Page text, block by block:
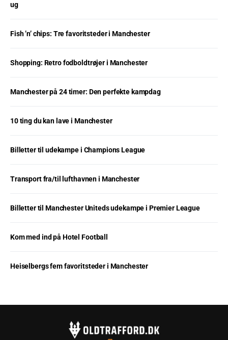
ug
Fish ’n’ chips: Tre favoritsteder i Manchester
Shopping: Retro fodboldtrøjer i Manchester
Manchester på 24 timer: Den perfekte kampdag
10 ting du kan lave i Manchester
Billetter til udekampe i Champions League
Transport fra/til lufthavnen i Manchester
Billetter til Manchester Uniteds udekampe i Premier League
Kom med ind på Hotel Football
Heiselbergs fem favoritsteder i Manchester